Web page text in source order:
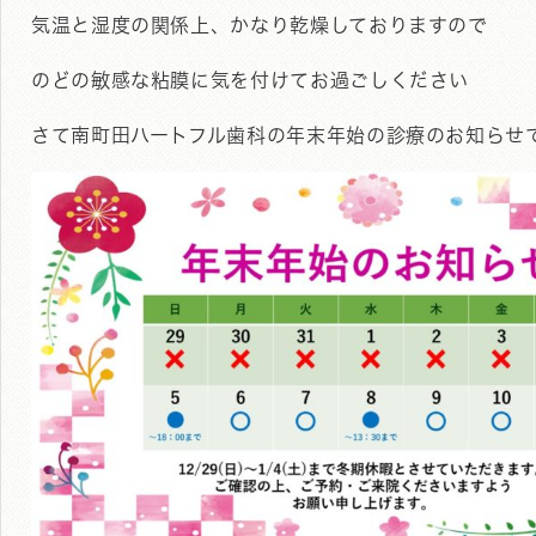
気温と湿度の関係上、かなり乾燥しておりますので
のどの敏感な粘膜に気を付けてお過ごしください
さて南町田ハートフル歯科の年末年始の診療のお知らせ